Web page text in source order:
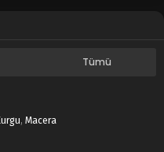
Tümü
, Macera